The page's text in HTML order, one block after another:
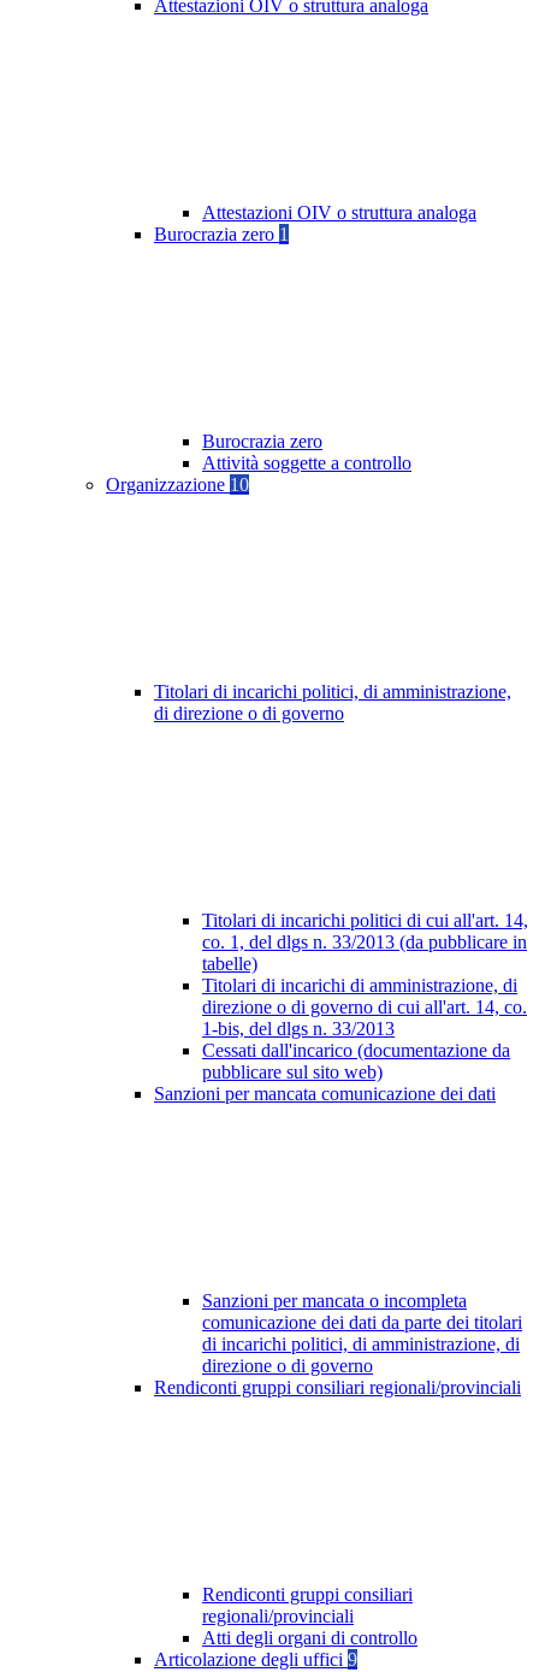
Attestazioni OIV o struttura analoga
Attestazioni OIV o struttura analoga
Burocrazia zero 1
Burocrazia zero
Attività soggette a controllo
Organizzazione 10
Titolari di incarichi politici, di amministrazione,
di direzione o di governo
Titolari di incarichi politici di cui all'art. 14,
co. 1, del dlgs n. 33/2013 (da pubblicare in
tabelle)
Titolari di incarichi di amministrazione, di
direzione o di governo di cui all'art. 14, co.
1-bis, del dlgs n. 33/2013
Cessati dall'incarico (documentazione da
pubblicare sul sito web)
Sanzioni per mancata comunicazione dei dati
Sanzioni per mancata o incompleta
comunicazione dei dati da parte dei titolari
di incarichi politici, di amministrazione, di
direzione o di governo
Rendiconti gruppi consiliari regionali/provinciali
Rendiconti gruppi consiliari
regionali/provinciali
Atti degli organi di controllo
Articolazione degli uffici 9